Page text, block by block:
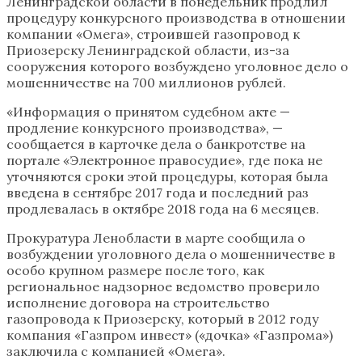
процедуру конкурсного производства в отношении
компании «Омега», строившей газопровод к
Приозерску Ленинградской области, из-за
сооружения которого возбуждено уголовное дело о
мошенничестве на 700 миллионов рублей.
«Информация о принятом судебном акте —
продление конкурсного производства», —
сообщается в карточке дела о банкротстве на
портале «Электронное правосудие», где пока не
уточняются сроки этой процедуры, которая была
введена в сентябре 2017 года и последний раз
продлевалась в октябре 2018 года на 6 месяцев.
Прокуратура Ленобласти в марте сообщила о
возбуждении уголовного дела о мошенничестве в
особо крупном размере после того, как
региональное надзорное ведомство проверило
исполнение договора на строительство
газопровода к Приозерску, который в 2012 году
компания «Газпром инвест» («дочка» «Газпрома»)
заключила с компанией «Омега».